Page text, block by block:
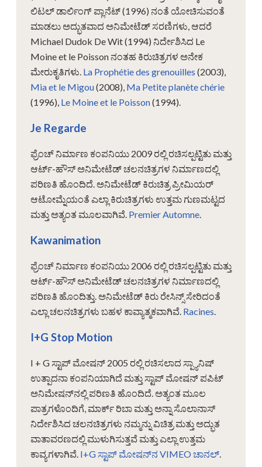
ಲಿಟಲ್ ಡಾರ್ಲಿಂಗ್ ಪ್ಲಾನೆಟ್ (1996) ನಂತೆ ಯೋಚಿಸುವಂತೆ
ಮಾಡಲು ಅದ್ಭುತವಾದ ಅನಿಮೇಟೆಡ್ ಸರಣಿಗಳು, ಆದರೆ
Michael Dudok De Wit (1994) ನಿರ್ದೇಶಿಸಿದ Le
Moine et le Poisson ನಂತಹ ಕಿರುಚಿತ್ರಗಳ ಅನೇಕ
ಮೇರುಕೃತಿಗಳು. La Prophétie des grenouilles (2003),
Mia et le Migou(2008), Ma Petite planète chérie
(1996), Le Moine et le Poisson(1994).
Je Regarde
ಫ್ರೆಂಚ್ ನಿರ್ಮಾಣ ಕಂಪನಿಯು 2009 ರಲ್ಲಿ ರಚಿಸಲ್ಪಟ್ಟಿತು ಮತ್ತು
ಆರ್ಟ್-ಹೌಸ್ ಅನಿಮೇಟೆಡ್ ಚಲನಚಿತ್ರಗಳ ನಿರ್ಮಾಣದಲ್ಲಿ
ಪರಿಣತಿ ಹೊಂದಿದೆ. ಅನಿಮೇಟೆಡ್ ಕಿರುಚಿತ್ರ ಪ್ರೀಮಿಯರ್
ಆಟೋಮ್ನೆಯಂತೆ ಎಲ್ಲಾ ಕಿರುಚಿತ್ರಗಳು ಉತ್ತಮ ಗುಣಮಟ್ಟದ
ಮತ್ತು ಅತ್ಯಂತ ಮೂಲವಾಗಿವೆ. Premier Automne
Kawanimation
ಫ್ರೆಂಚ್ ನಿರ್ಮಾಣ ಕಂಪನಿಯು 2006 ರಲ್ಲಿ ರಚಿಸಲ್ಪಟ್ಟಿತು ಮತ್ತು
ಆರ್ಟ್-ಹೌಸ್ ಅನಿಮೇಟೆಡ್ ಚಲನಚಿತ್ರಗಳ ನಿರ್ಮಾಣದಲ್ಲಿ
ಪರಿಣತಿ ಹೊಂದಿತ್ತು. ಅನಿಮೇಟೆಡ್ ಕಿರು ರೇಸಿನ್ಸ್ ಸೇರಿದಂತೆ
ಎಲ್ಲಾ ಚಲನಚಿತ್ರಗಳು ಬಹಳ ಕಾವ್ಯಾತ್ಮಕವಾಗಿವೆ. Racines
I+G Stop Motion
I + G ಸ್ಟಾಪ್ ಮೋಷನ್ 2005 ರಲ್ಲಿ ರಚಿಸಲಾದ ಸ್ಪ್ಯಾನಿಷ್
ಉತ್ಪಾದನಾ ಕಂಪನಿಯಾಗಿದೆ ಮತ್ತು ಸ್ಟಾಪ್ ಮೋಷನ್ ಪಪಿಟ್
ಅನಿಮೇಷನ್‌ನಲ್ಲಿ ಪರಿಣತಿ ಹೊಂದಿದೆ. ಅತ್ಯಂತ ಮೂಲ
ಪಾತ್ರಗಳೊಂದಿಗೆ, ಮಾರ್ಕ್ ರಿಬಾ ಮತ್ತು ಅನ್ನಾ ಸೊಲಾನಾಸ್
ನಿರ್ದೇಶಿಸಿದ ಚಲನಚಿತ್ರಗಳು ನಮ್ಮನ್ನು ವಿಚಿತ್ರ ಮತ್ತು ಅದ್ಭುತ
ವಾತಾವರಣದಲ್ಲಿ ಮುಳುಗಿಸುತ್ತವೆ ಮತ್ತು ಎಲ್ಲಾ ಉತ್ತಮ
ಕಾವ್ಯಗಳಾಗಿವೆ. I+G ಸ್ಟಾಪ್ ಮೋಷನ್‌ನ VIMEO ಚಾನಲ್